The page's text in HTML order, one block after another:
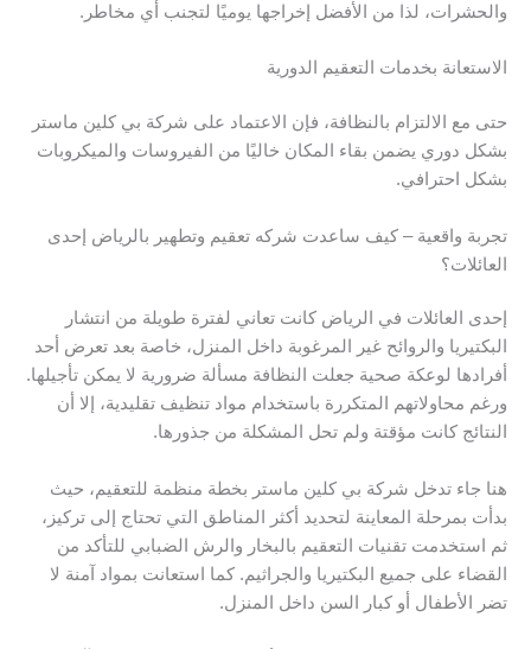
والحشرات، لذا من الأفضل إخراجها يوميًا لتجنب أي مخاطر.
الاستعانة بخدمات التعقيم الدورية
حتى مع الالتزام بالنظافة، فإن الاعتماد على شركة بي كلين ماستر
بشكل دوري يضمن بقاء المكان خاليًا من الفيروسات والميكروبات
بشكل احترافي.
تجربة واقعية – كيف ساعدت شركه تعقيم وتطهير بالرياض إحدى
العائلات؟
إحدى العائلات في الرياض كانت تعاني لفترة طويلة من انتشار
البكتيريا والروائح غير المرغوبة داخل المنزل، خاصة بعد تعرض أحد
أفرادها لوعكة صحية جعلت النظافة مسألة ضرورية لا يمكن تأجيلها.
ورغم محاولاتهم المتكررة باستخدام مواد تنظيف تقليدية، إلا أن
النتائج كانت مؤقتة ولم تحل المشكلة من جذورها.
هنا جاء تدخل شركة بي كلين ماستر بخطة منظمة للتعقيم، حيث
بدأت بمرحلة المعاينة لتحديد أكثر المناطق التي تحتاج إلى تركيز،
ثم استخدمت تقنيات التعقيم بالبخار والرش الضبابي للتأكد من
القضاء على جميع البكتيريا والجراثيم. كما استعانت بمواد آمنة لا
تضر الأطفال أو كبار السن داخل المنزل.